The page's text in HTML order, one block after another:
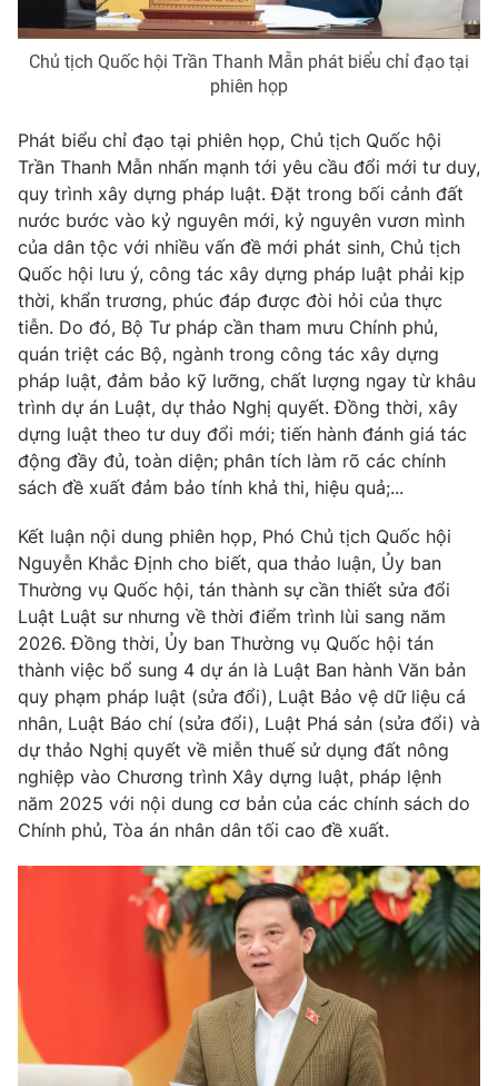
Cơ quan chủ quản:Đài Truyền hình Việt Nam
Cơ quan báo chí:
Thời báo VTV
cấp ngày 29/12/2023
Tổng Biên tập:Vũ Thanh Thủy
Phó Tổng Biên tập:Nguyễn Thị Mỹ Hạnh, Phạm Quốc Thắng,
Nguyễn Trọng Ninh
Tổng đài VTV: 024.38 355 931 - 024.38 355 932
Ðiện thoại Thời báo VTV:024.66 897 897
Email:toasoan@vtv.vn
Liên hệ quảng cáo:024-7300.7108
® Cấm sao chép dưới mọi hình thức nếu không có sự chấp
thuận bằng văn bản. Ghi rõ nguồn VTV.vn khi phát hành lại
thông tin từ website này.
Chủ tịch Quốc hội Trần Thanh Mẫn phát biểu chỉ đạo tại
phiên họp
Phát biểu chỉ đạo tại phiên họp, Chủ tịch Quốc hội
Trần Thanh Mẫn nhấn mạnh tới yêu cầu đổi mới tư duy,
quy trình xây dựng pháp luật. Đặt trong bối cảnh đất
nước bước vào kỷ nguyên mới, kỷ nguyên vươn mình
của dân tộc với nhiều vấn đề mới phát sinh, Chủ tịch
Quốc hội lưu ý, công tác xây dựng pháp luật phải kịp
thời, khẩn trương, phúc đáp được đòi hỏi của thực
tiễn. Do đó, Bộ Tư pháp cần tham mưu Chính phủ,
quán triệt các Bộ, ngành trong công tác xây dựng
pháp luật, đảm bảo kỹ lưỡng, chất lượng ngay từ khâu
trình dự án Luật, dự thảo Nghị quyết. Đồng thời, xây
dựng luật theo tư duy đổi mới; tiến hành đánh giá tác
động đầy đủ, toàn diện; phân tích làm rõ các chính
sách đề xuất đảm bảo tính khả thi, hiệu quả;...
Kết luận nội dung phiên họp, Phó Chủ tịch Quốc hội
Nguyễn Khắc Định cho biết, qua thảo luận, Ủy ban
Thường vụ Quốc hội, tán thành sự cần thiết sửa đổi
Luật Luật sư nhưng về thời điểm trình lùi sang năm
2026. Đồng thời, Ủy ban Thường vụ Quốc hội tán
thành việc bổ sung 4 dự án là Luật Ban hành Văn bản
quy phạm pháp luật (sửa đổi), Luật Bảo vệ dữ liệu cá
nhân, Luật Báo chí (sửa đổi), Luật Phá sản (sửa đổi) và
dự thảo Nghị quyết về miễn thuế sử dụng đất nông
nghiệp vào Chương trình Xây dựng luật, pháp lệnh
năm 2025 với nội dung cơ bản của các chính sách do
Chính phủ, Tòa án nhân dân tối cao đề xuất.